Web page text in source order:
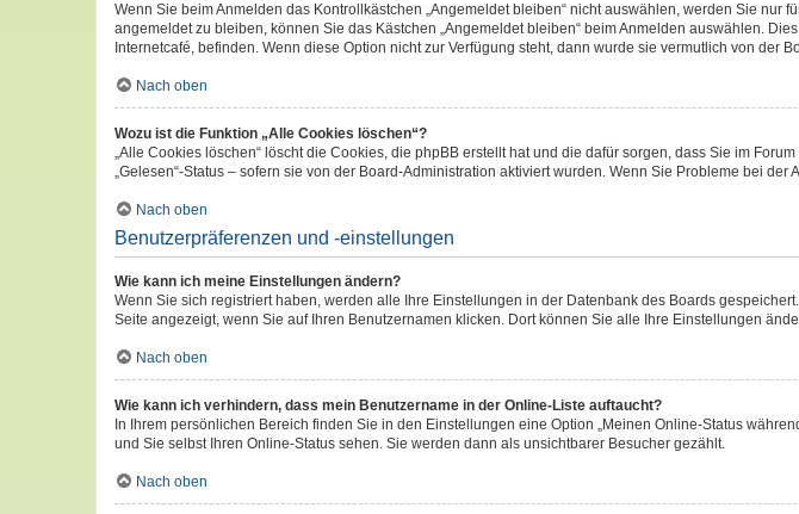
Wenn Sie beim Anmelden das Kontrollkästchen „Angemeldet bleiben“ nicht auswählen, werden Sie
angemeldet zu bleiben, können Sie das Kästchen „Angemeldet bleiben“ beim Anmelden auswählen.
Internetcafé, befinden. Wenn diese Option nicht zur Verfügung steht, dann wurde sie vermutlich von der
Nach oben
Wozu ist die Funktion „Alle Cookies löschen“?
„Alle Cookies löschen“ löscht die Cookies, die phpBB erstellt hat und die dafür sorgen, dass Sie im
„Gelesen“-Status – sofern sie von der Board-Administration aktiviert wurden. Wenn Sie Probleme bei
Nach oben
Benutzerpräferenzen und -einstellungen
Wie kann ich meine Einstellungen ändern?
Wenn Sie sich registriert haben, werden alle Ihre Einstellungen in der Datenbank des Boards
Seite angezeigt, wenn Sie auf Ihren Benutzernamen klicken. Dort können Sie alle Ihre Einstellungen
Nach oben
Wie kann ich verhindern, dass mein Benutzername in der Online-Liste auftaucht?
In Ihrem persönlichen Bereich finden Sie in den Einstellungen eine Option „Meinen Online-Status
und Sie selbst Ihren Online-Status sehen. Sie werden dann als unsichtbarer Besucher gezählt.
Nach oben